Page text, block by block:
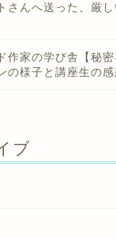
さんへ送った、厳
作家の学び舎【秘
の様子と講座生の感
ブ